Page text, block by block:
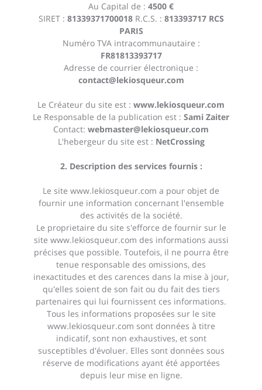
Au Capital de : 4500 €
SIRET : 81339371700018 R.C.S. : 813393717 RCS
PARIS
Numéro TVA intracommunautaire :
FR81813393717
Adresse de courrier électronique :
contact@lekiosqueur.com
Le Créateur du site est : www.lekiosqueur.com
Le Responsable de la publication est : Sami Zaiter
Contact: webmaster@lekiosqueur.com
L'hebergeur du site est : NetCrossing
2. Description des services fournis :
Le site www.lekiosqueur.com a pour objet de
fournir une information concernant l'ensemble
des activités de la société.
Le proprietaire du site s'efforce de fournir sur le
site www.lekiosqueur.com des informations aussi
précises que possible. Toutefois, il ne pourra être
tenue responsable des omissions, des
inexactitudes et des carences dans la mise à jour,
qu'elles soient de son fait ou du fait des tiers
partenaires qui lui fournissent ces informations.
Tous les informations proposées sur le site
www.lekiosqueur.com sont données à titre
indicatif, sont non exhaustives, et sont
susceptibles d'évoluer. Elles sont données sous
réserve de modifications ayant été apportées
depuis leur mise en ligne.